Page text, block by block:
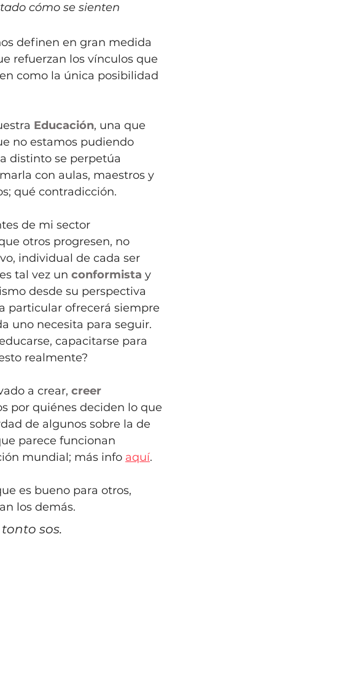
cómo se sienten
definen en gran medida
refuerzan los vínculos que
como la única posibilidad
Educación, una que
no estamos pudiendo
distinto se perpetúa
con aulas, maestros y
qué contradicción.
de mi sector
otros progresen, no
individual de cada ser
tal vez un conformista y
desde su perspectiva
particular ofrecerá siempre
uno necesita para seguir.
capacitarse para
realmente?
a crear, creer
por quiénes deciden lo que
de algunos sobre la de
parece funcionan
mundial; más info aquí.
es bueno para otros,
los demás.
sos.